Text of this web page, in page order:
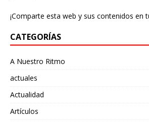
¡Comparte esta web y sus contenidos en
CATEGORÍAS
A Nuestro Ritmo
actuales
Actualidad
Artículos